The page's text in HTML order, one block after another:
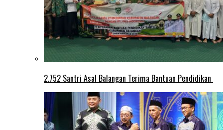
2.752 Santri Asal Balangan Terima Bantuan Pendidikan